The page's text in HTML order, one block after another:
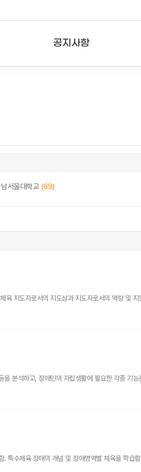
공지사항
남서울대학교 (69)
육 지도자로서의 지도상과 지도자로서의 역량 및 지
을 분석하고, 장애인의 자립생활에 필요한 각종 기
. 특수체육 장애의 개념 및 장애영역별 체육을 학